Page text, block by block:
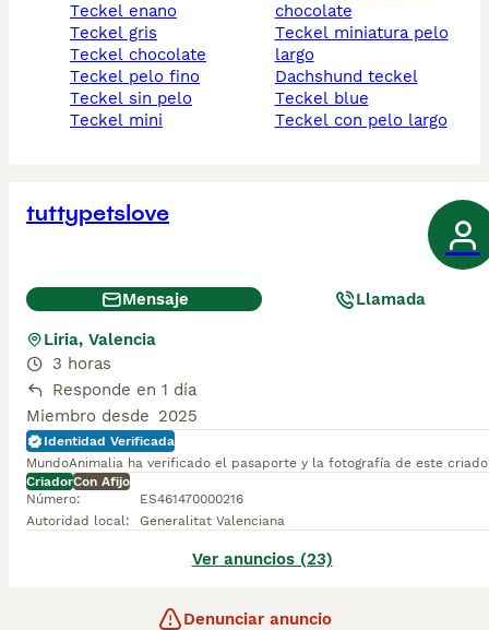
teckel enano
teckel gris
teckel chocolate
teckel pelo fino
teckel sin pelo
teckel mini
chocolate
teckel miniatura pelo
largo
dachshund teckel
teckel blue
teckel con pelo largo
tuttypetslove
Mensaje Llamada
Liria, Valencia
3 horas
Responde en 1 día
Miembro desde 2025
Identidad Verificada
MundoAnimalia ha verificado el pasaporte y la fotografía de este
CriadorCon Afijo
Número:
ES461470000216
Autoridad local: Generalitat Valenciana
Ver anuncios (23)
Denunciar anuncio